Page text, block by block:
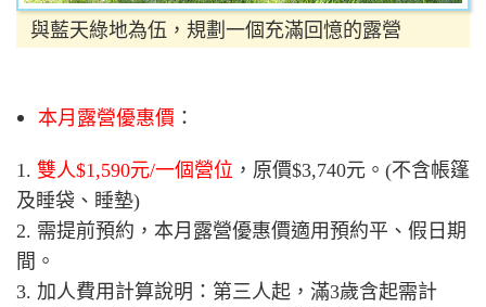
與藍天綠地為伍，規劃一個充滿回憶的露營
本月露營優惠價 ：
1. 雙人$1,590元/一個營位 ，原價$3,740元。(不含帳篷
及睡袋、睡墊)
2. 需提前預約，本月露營優惠價適用預約平、假日期
間。
3. 加人費用計算說明：第三人起，滿3歲含起需計